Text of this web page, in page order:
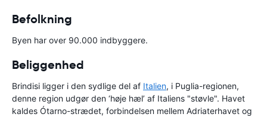
Befolkning
Byen har over 90.000 indbyggere.
Beliggenhed
Brindisi ligger i den sydlige del af Italien, i Puglia-regionen,
denne region udgør den ‘høje hæl’ af Italiens "støvle". Havet
kaldes Ótarno-strædet, forbindelsen mellem Adriaterhavet og